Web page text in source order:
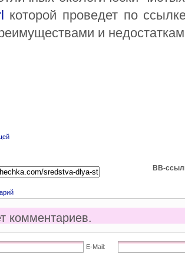
которой проведет по
и
BB-
комментариев.
E-Mail: